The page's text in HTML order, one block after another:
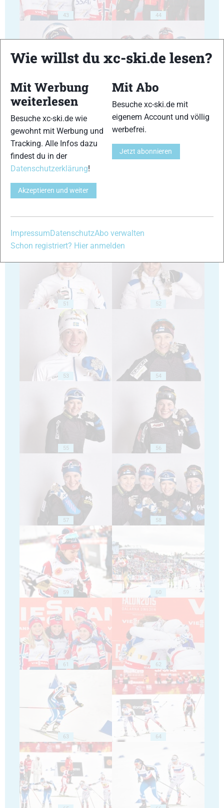
43 44
45 46
47 48
49
51 52
53 54
55 56
57 58
59 60
61 62
63 64
Wie willst du xc-ski.de lesen?
Mit Werbung
weiterlesen
Besuche xc-ski.de wie
gewohnt mit Werbung und
Tracking. Alle Infos dazu
findest du in der
Datenschutzerklärung!
Akzeptieren und weiter
Mit Abo
Besuche xc-ski.de mit
eigenem Account und völlig
werbefrei.
Jetzt abonnieren
ImpressumDatenschutzAbo verwalten
Schon registriert? Hier anmelden